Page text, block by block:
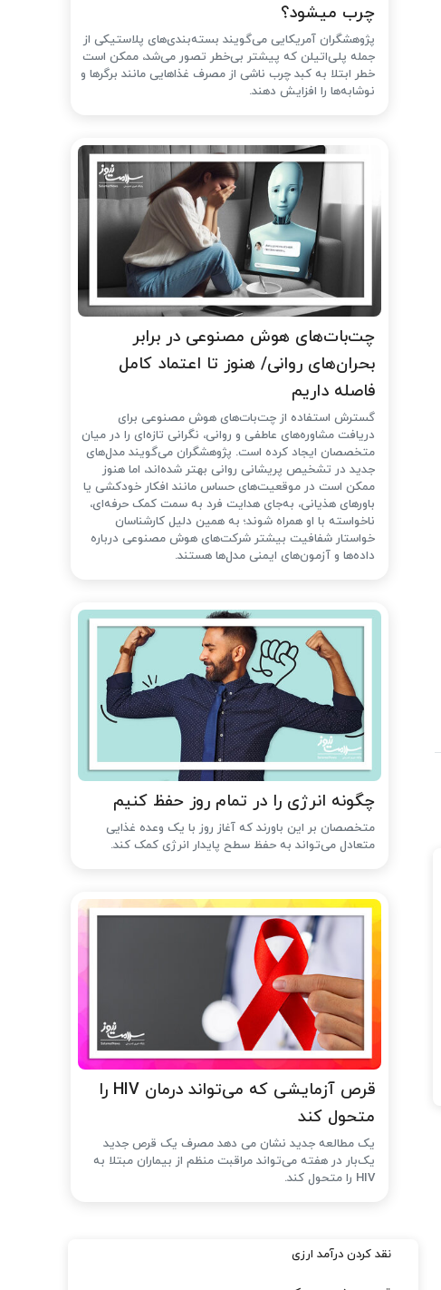
چرب میشود؟
پژوهشگران آمریکایی می‌گویند بسته‌بندی‌های پلاستیکی از
جمله پلی‌اتیلن که پیشتر بی‌خطر تصور می‌شد، ممکن است
خطر ابتلا به کبد چرب ناشی از مصرف غذاهایی مانند برگرها و
نوشابه‌ها را افزایش دهند.
چت‌بات‌های هوش مصنوعی در برابر
بحران‌های روانی/ هنوز تا اعتماد کامل
فاصله داریم
گسترش استفاده از چت‌بات‌های هوش مصنوعی برای
دریافت مشاوره‌های عاطفی و روانی، نگرانی تازه‌ای را در میان
متخصصان ایجاد کرده است. پژوهشگران می‌گویند مدل‌های
جدید در تشخیص پریشانی روانی بهتر شده‌اند، اما هنوز
ممکن است در موقعیت‌های حساس مانند افکار خودکشی یا
باورهای هذیانی، به‌جای هدایت فرد به سمت کمک حرفه‌ای،
ناخواسته با او همراه شوند؛ به همین دلیل کارشناسان
خواستار شفافیت بیشتر شرکت‌های هوش مصنوعی درباره
داده‌ها و آزمون‌های ایمنی مدل‌ها هستند.
چگونه انرژی را در تمام روز حفظ کنیم
متخصصان بر این باورند که آغاز روز با یک وعده غذایی
متعادل می‌تواند به حفظ سطح پایدار انرژی کمک کند.
قرص آزمایشی که می‌تواند درمان HIV را
متحول کند
یک مطالعه جدید نشان می دهد مصرف یک قرص جدید
یک‌بار در هفته می‌تواند مراقبت منظم از بیماران مبتلا به
HIV را متحول کند.
نقد کردن درآمد ارزی